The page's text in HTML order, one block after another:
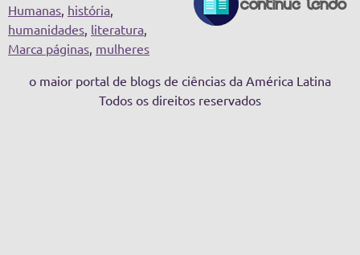
Humanas, história,
humanidades, literatura,
Marca páginas, mulheres
o maior portal de blogs de ciências da América Latina
Todos os direitos reservados